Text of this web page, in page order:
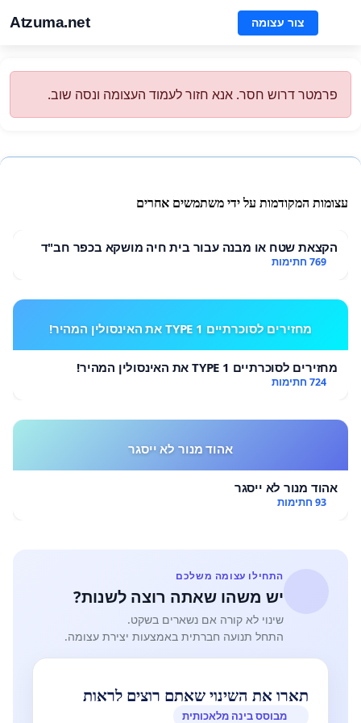
Atzuma.net צור עצומה
פרמטר דרוש חסר. אנא חזור לעמוד העצומה ונסה שוב.
עצומות המקודמות על ידי משתמשים אחרים
הקצאת שטח או מבנה עבור בית חיה מושקא בכפר חב"ד
769 חתימות
מחזירים לסוכרתיים TYPE 1 את האינסולין המהיר!
מחזירים לסוכרתיים TYPE 1 את האינסולין המהיר!
724 חתימות
אהוד מנור לא ייסגר
אהוד מנור לא ייסגר
93 חתימות
התחילו עצומה משלכם
יש משהו שאתה רוצה לשנות?
שינוי לא קורה אם נשארים בשקט.
התחל תנועה חברתית באמצעות יצירת עצומה.
תארו את השינוי שאתם רוצים לראות
מבוסס בינה מלאכותית